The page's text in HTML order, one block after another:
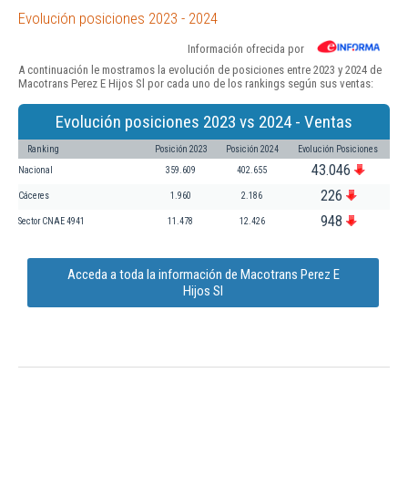
Evolución posiciones 2023 - 2024
Información ofrecida por
A continuación le mostramos la evolución de posiciones entre 2023 y 2024 de
Macotrans Perez E Hijos Sl por cada uno de los rankings según sus ventas:
Evolución posiciones 2023 vs 2024 - Ventas
Ranking Posición 2023 Posición 2024 Evolución Posiciones
Nacional 359.609 402.655 43.046
Cáceres 1.960 2.186 226
Sector CNAE 4941 11.478 12.426 948
Acceda a toda la información de Macotrans Perez E
Hijos Sl